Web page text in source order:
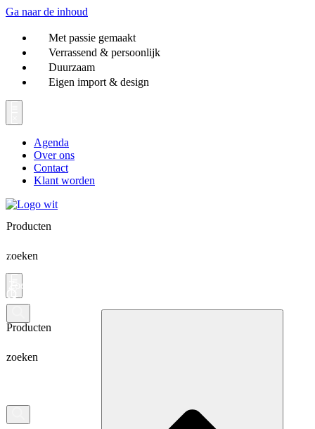
Ga naar de inhoud
Met passie gemaakt
Verrassend & persoonlijk
Duurzaam
Eigen import & design
Agenda
Over ons
Contact
Klant worden
Producten
zoeken
Producten
zoeken